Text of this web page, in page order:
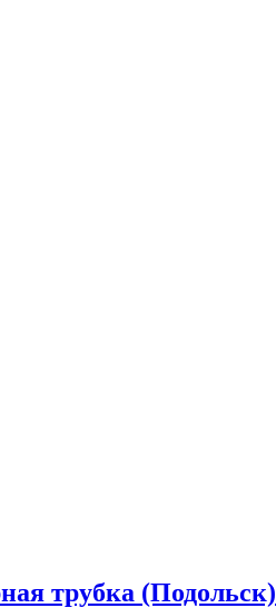
трубка (Подольск)